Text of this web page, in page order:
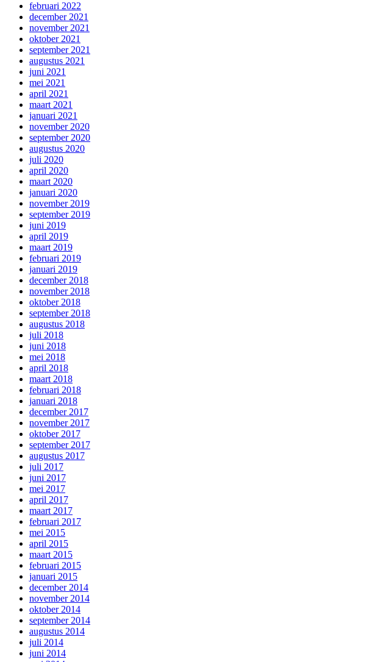
februari 2022
december 2021
november 2021
oktober 2021
september 2021
augustus 2021
juni 2021
mei 2021
april 2021
maart 2021
januari 2021
november 2020
september 2020
augustus 2020
juli 2020
april 2020
maart 2020
januari 2020
november 2019
september 2019
juni 2019
april 2019
maart 2019
februari 2019
januari 2019
december 2018
november 2018
oktober 2018
september 2018
augustus 2018
juli 2018
juni 2018
mei 2018
april 2018
maart 2018
februari 2018
januari 2018
december 2017
november 2017
oktober 2017
september 2017
augustus 2017
juli 2017
juni 2017
mei 2017
april 2017
maart 2017
februari 2017
mei 2015
april 2015
maart 2015
februari 2015
januari 2015
december 2014
november 2014
oktober 2014
september 2014
augustus 2014
juli 2014
juni 2014